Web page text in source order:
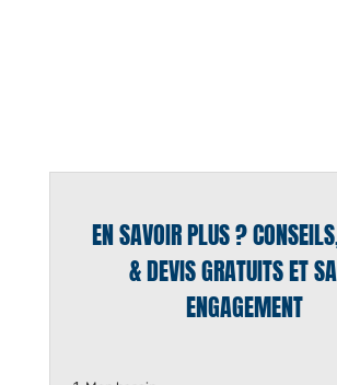
EN SAVOIR PLUS ?
& DEVIS GRATUITS ET
ENGAGEMENT